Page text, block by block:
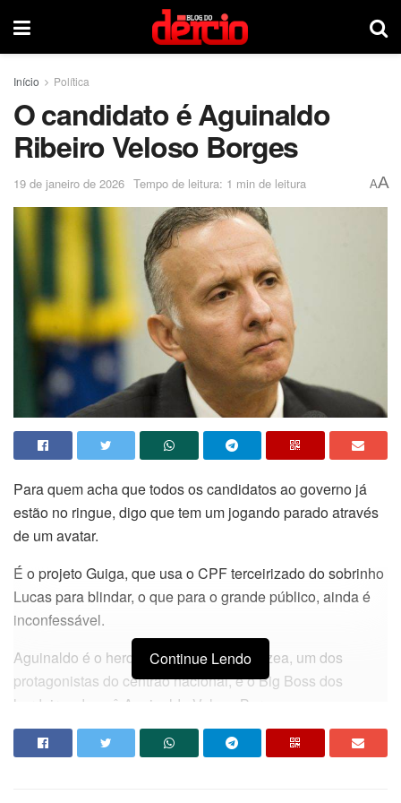
Início Política
O candidato é Aguinaldo
Ribeiro Veloso Borges
19 de janeiro de 2026 Tempo de leitura: 1 min de leitura AA
Para quem acha que todos os candidatos ao governo já
estão no ringue, digo que tem um jogando parado através
de um avatar.
É o projeto Guiga, que usa o CPF terceirizado do sobrinho
Lucas para blindar, o que para o grande público, ainda é
inconfessável.
Aguinaldo é o herdeiro do Grupo da Várzea, um dos
protagonistas do centrão nacional, e o Big Boss dos
herdeiros do avô Aguinaldo Veloso Borges.
Duas teses circulam nas coxias do teatro tático: ele quer
Continue Lendo